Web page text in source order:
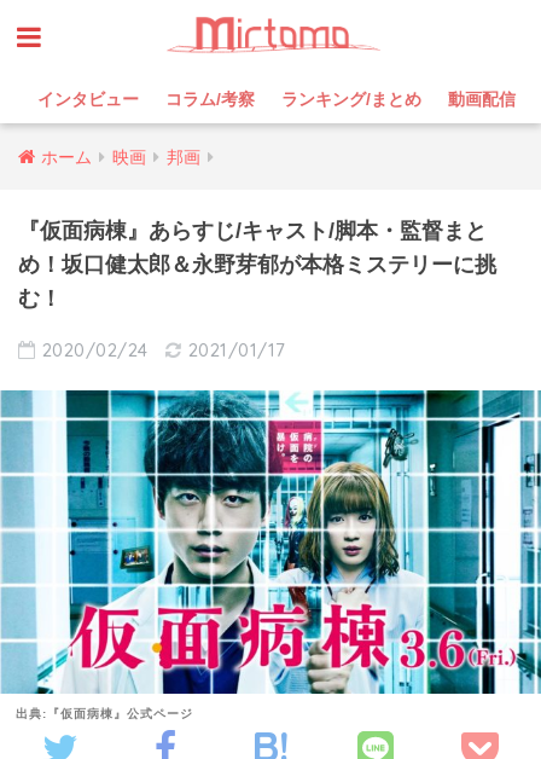
インタビュー コラム/考察 ランキング/まとめ 動画配信
ホーム 映画 邦画
『仮面病棟』あらすじ/キャスト/脚本・監督まと
め！坂口健太郎＆永野芽郁が本格ミステリーに挑
む！
2020/02/24 2021/01/17
出典:『仮面病棟』公式ページ